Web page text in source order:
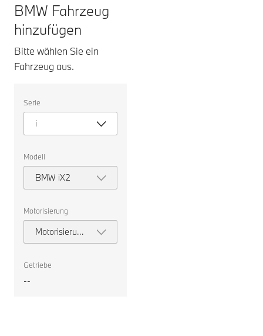
BMW Fahrzeug
hinzufügen
Bitte wählen Sie ein
Fahrzeug aus.
wählen
Sie
Fahrzeug
Serie
i
Modell
BMW iX2
Motorisierung
Motorisierung
auswählen
Getriebe
--